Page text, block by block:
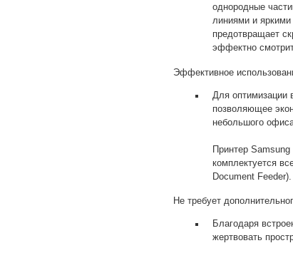
однородные
линиями и яркими
предотвращает
эффектно
Эффективное
Для оптимизации
позволяющее
небольшого
Принтер Samsung
комплектуется
Document Feeder).
Не требует
Благодаря
жертвовать